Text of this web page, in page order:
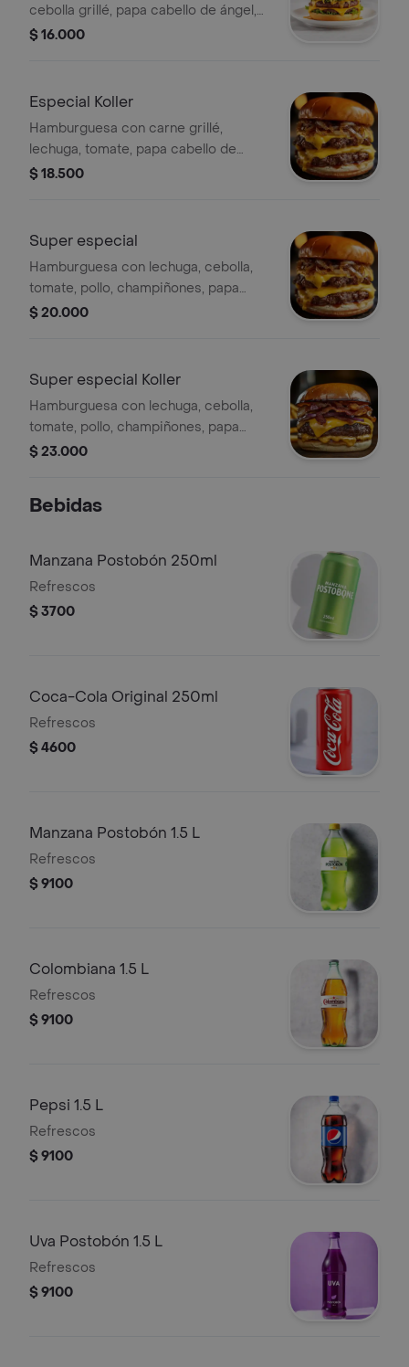
cebolla grillé, papa cabello de ángel,
queso y salsa.
$ 16.000
Especial Koller
Hamburguesa con carne grillé,
lechuga, tomate, papa cabello de
ángel, cebolla grillé, queso y salsa.
$ 18.500
Super especial
Hamburguesa con lechuga, cebolla,
tomate, pollo, champiñones, papa
cabello de ángel, queso y salsa.
$ 20.000
Super especial Koller
Hamburguesa con lechuga, cebolla,
tomate, pollo, champiñones, papa
cabello de ángel, queso, salsas, carne
$ 23.000
Bebidas
Manzana Postobón 250ml
Refrescos
$ 3700
Coca-Cola Original 250ml
Refrescos
$ 4600
Manzana Postobón 1.5 L
Refrescos
$ 9100
Colombiana 1.5 L
Refrescos
$ 9100
Pepsi 1.5 L
Refrescos
$ 9100
Uva Postobón 1.5 L
Refrescos
$ 9100